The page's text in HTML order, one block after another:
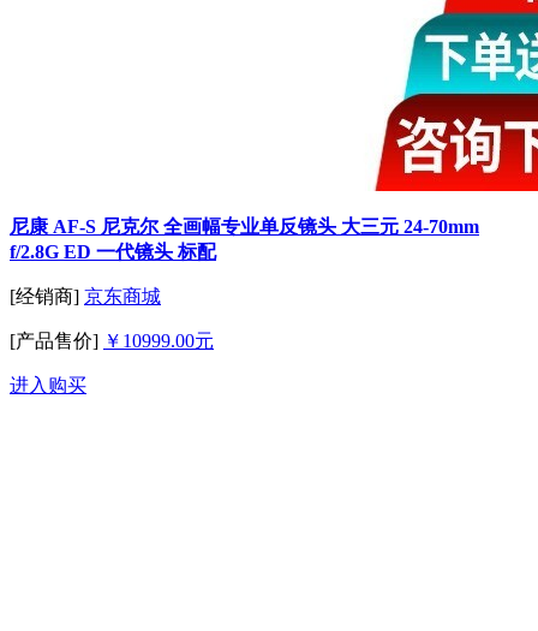
尼康 AF-S 尼克尔 全画幅专业单反镜头 大三元 24-70mm
f/2.8G ED 一代镜头 标配
[经销商] 京东商城
[产品售价] ￥10999.00元
进入购买